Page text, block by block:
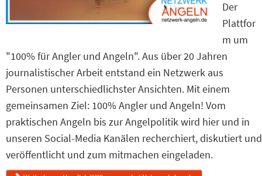
Der
Plattfor
m um
"100% für Angler und Angeln". Aus über 20 Jahren
journalistischer Arbeit entstand ein Netzwerk aus
Personen unterschiedlichster Ansichten. Mit einem
gemeinsamen Ziel: 100% Angler und Angeln! Vom
praktischen Angeln bis zur Angelpolitik wird hier und in
unseren Social-Media Kanälen recherchiert, diskutiert und
veröffentlicht und zum mitmachen eingeladen.